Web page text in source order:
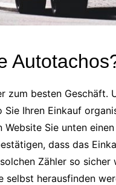
zum besten Geschäft.
Ihren Einkauf
Sie unten
dass das
Zähler so
selbst herausfinden